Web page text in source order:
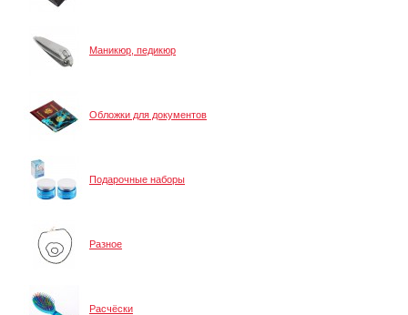
Маникюр, педикюр
Обложки для документов
Подарочные наборы
Разное
Расчёски